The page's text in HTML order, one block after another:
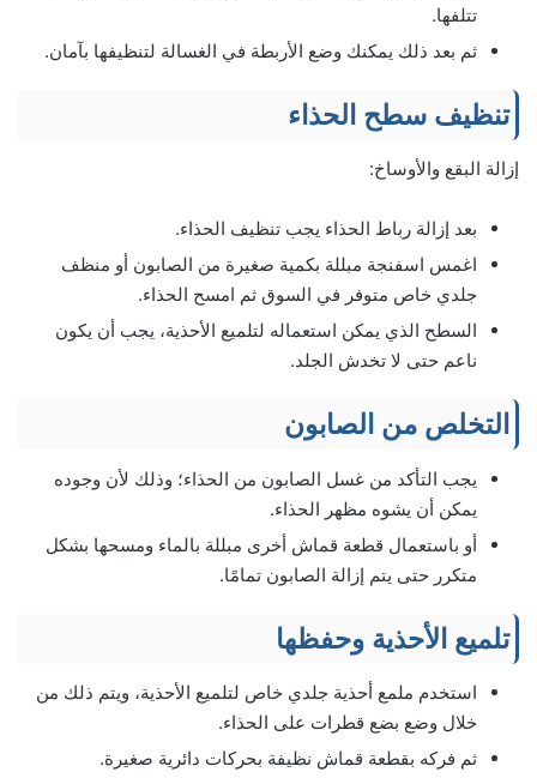
تتلفها.
ثم بعد ذلك يمكنك وضع الأربطة في الغسالة لتنظيفها بآمان.
تنظيف سطح الحذاء
إزالة البقع والأوساخ:
بعد إزالة رباط الحذاء يجب تنظيف الحذاء.
اغمس اسفنجة مبللة بكمية صغيرة من الصابون أو منظف
جلدي خاص متوفر في السوق ثم امسح الحذاء.
السطح الذي يمكن استعماله لتلميع الأحذية، يجب أن يكون
ناعم حتى لا تخدش الجلد.
التخلص من الصابون
يجب التأكد من غسل الصابون من الحذاء؛ وذلك لأن وجوده
يمكن أن يشوه مظهر الحذاء.
أو باستعمال قطعة قماش أخرى مبللة بالماء ومسحها بشكل
متكرر حتى يتم إزالة الصابون تمامًا.
تلميع الأحذية وحفظها
استخدم ملمع أحذية جلدي خاص لتلميع الأحذية، ويتم ذلك من
خلال وضع بضع قطرات على الحذاء.
ثم فركه بقطعة قماش نظيفة بحركات دائرية صغيرة.